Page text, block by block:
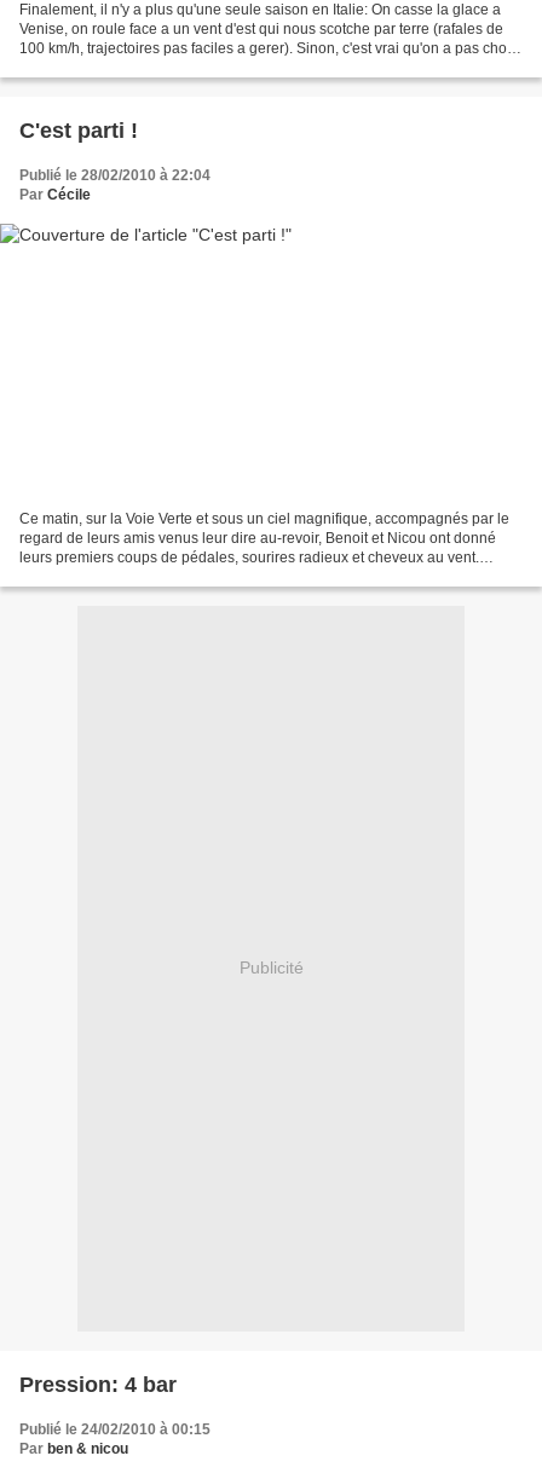
Finalement, il n'y a plus qu'une seule saison en Italie: On casse la glace a
Venise, on roule face a un vent d'est qui nous scotche par terre (rafales de
100 km/h, trajectoires pas faciles a gerer). Sinon, c'est vrai qu'on a pas choisi
C'est parti !
Publié le 28/02/2010 à 22:04
Par Cécile
Ce matin, sur la Voie Verte et sous un ciel magnifique, accompagnés par le
regard de leurs amis venus leur dire au-revoir, Benoit et Nicou ont donné
leurs premiers coups de pédales, sourires radieux et cheveux au vent.
Publicité
Pression: 4 bar
Publié le 24/02/2010 à 00:15
Par ben & nicou